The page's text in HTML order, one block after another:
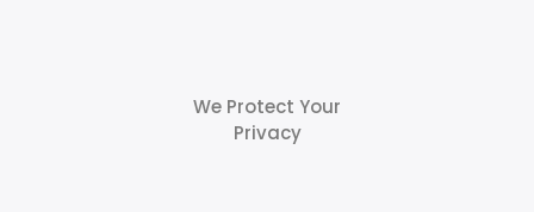
We Protect Your
Privacy